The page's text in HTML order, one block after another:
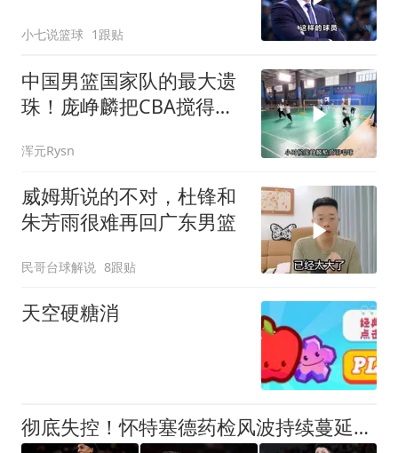
小七说篮球 1跟贴
中国男篮国家队的最大遗
珠！庞峥麟把CBA搅得天
浑元Rysn
威姆斯说的不对，杜锋和
朱芳雨很难再回广东男篮
民哥台球解说 8跟贴
天空硬糖消
彻底失控！怀特塞德药检风波持续蔓延，上海男篮陷入多赛季泥潭